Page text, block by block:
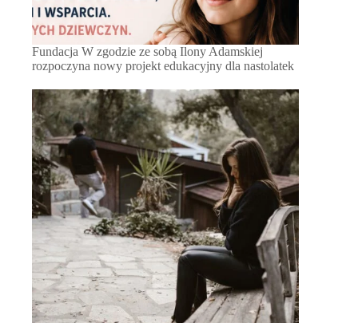
Fundacja W zgodzie ze sobą Ilony Adamskiej
rozpoczyna nowy projekt edukacyjny dla nastolatek